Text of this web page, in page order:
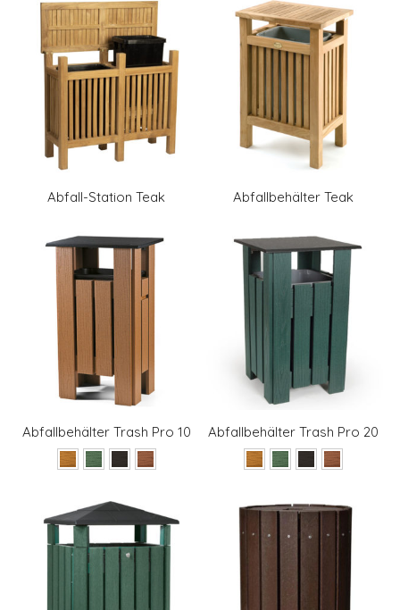
Abfall-Station Teak Abfallbehälter Teak
Abfallbehälter Trash Pro 10 Abfallbehälter Trash Pro 20